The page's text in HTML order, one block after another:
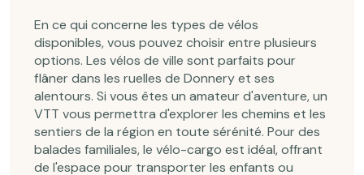
En ce qui concerne les types de vélos
disponibles, vous pouvez choisir entre plusieurs
options. Les vélos de ville sont parfaits pour
flâner dans les ruelles de Donnery et ses
alentours. Si vous êtes un amateur d'aventure, un
VTT vous permettra d'explorer les chemins et les
sentiers de la région en toute sérénité. Pour des
balades familiales, le vélo-cargo est idéal, offrant
de l'espace pour transporter les enfants ou